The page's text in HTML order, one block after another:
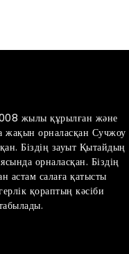
жылы құрылған және
жақын орналасқан Сучжоу
Біздің зауыт Қытайдың
орналасқан. Біздің
астам салаға қатысты
қораптың кәсіби